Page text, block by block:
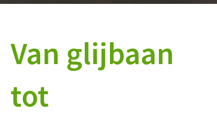
Van glijbaan
tot